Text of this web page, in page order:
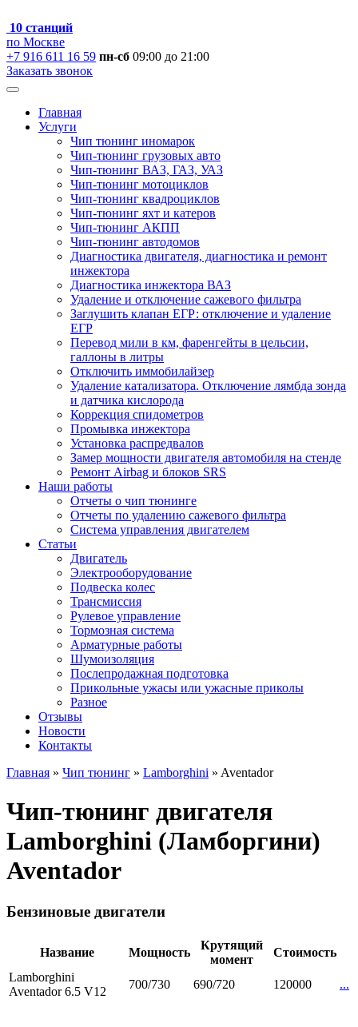
10 станций
по Москве
+7 916 611 16 59 пн-сб 09:00 до 21:00
Заказать звонок
Главная
Услуги
Чип тюнинг иномарок
Чип-тюнинг грузовых авто
Чип-тюнинг ВАЗ, ГАЗ, УАЗ
Чип-тюнинг мотоциклов
Чип-тюнинг квадроциклов
Чип-тюнинг яхт и катеров
Чип-тюнинг АКПП
Чип-тюнинг автодомов
Диагностика двигателя, диагностика и ремонт
инжектора
Диагностика инжектора ВАЗ
Удаление и отключение сажевого фильтра
Заглушить клапан ЕГР: отключение и удаление
ЕГР
Перевод мили в км, фаренгейты в цельсии,
галлоны в литры
Отключить иммобилайзер
Удаление катализатора. Отключение лямбда зонда
и датчика кислорода
Коррекция спидометров
Промывка инжектора
Установка распредвалов
Замер мощности двигателя автомобиля на стенде
Ремонт Airbag и блоков SRS
Наши работы
Отчеты о чип тюнинге
Отчеты по удалению сажевого фильтра
Система управления двигателем
Статьи
Двигатель
Электрооборудование
Подвеска колес
Трансмиссия
Рулевое управление
Тормозная система
Арматурные работы
Шумоизоляция
Послепродажная подготовка
Прикольные ужасы или ужасные приколы
Разное
Отзывы
Новости
Контакты
Главная » Чип тюнинг » Lamborghini » Aventador
Чип-тюнинг двигателя
Lamborghini (Ламборгини)
Aventador
Бензиновые двигатели
Название Мощность
Крутящий
момент
Стоимость
Lamborghini
Aventador 6.5 V12
700/730 690/720 120000 ...